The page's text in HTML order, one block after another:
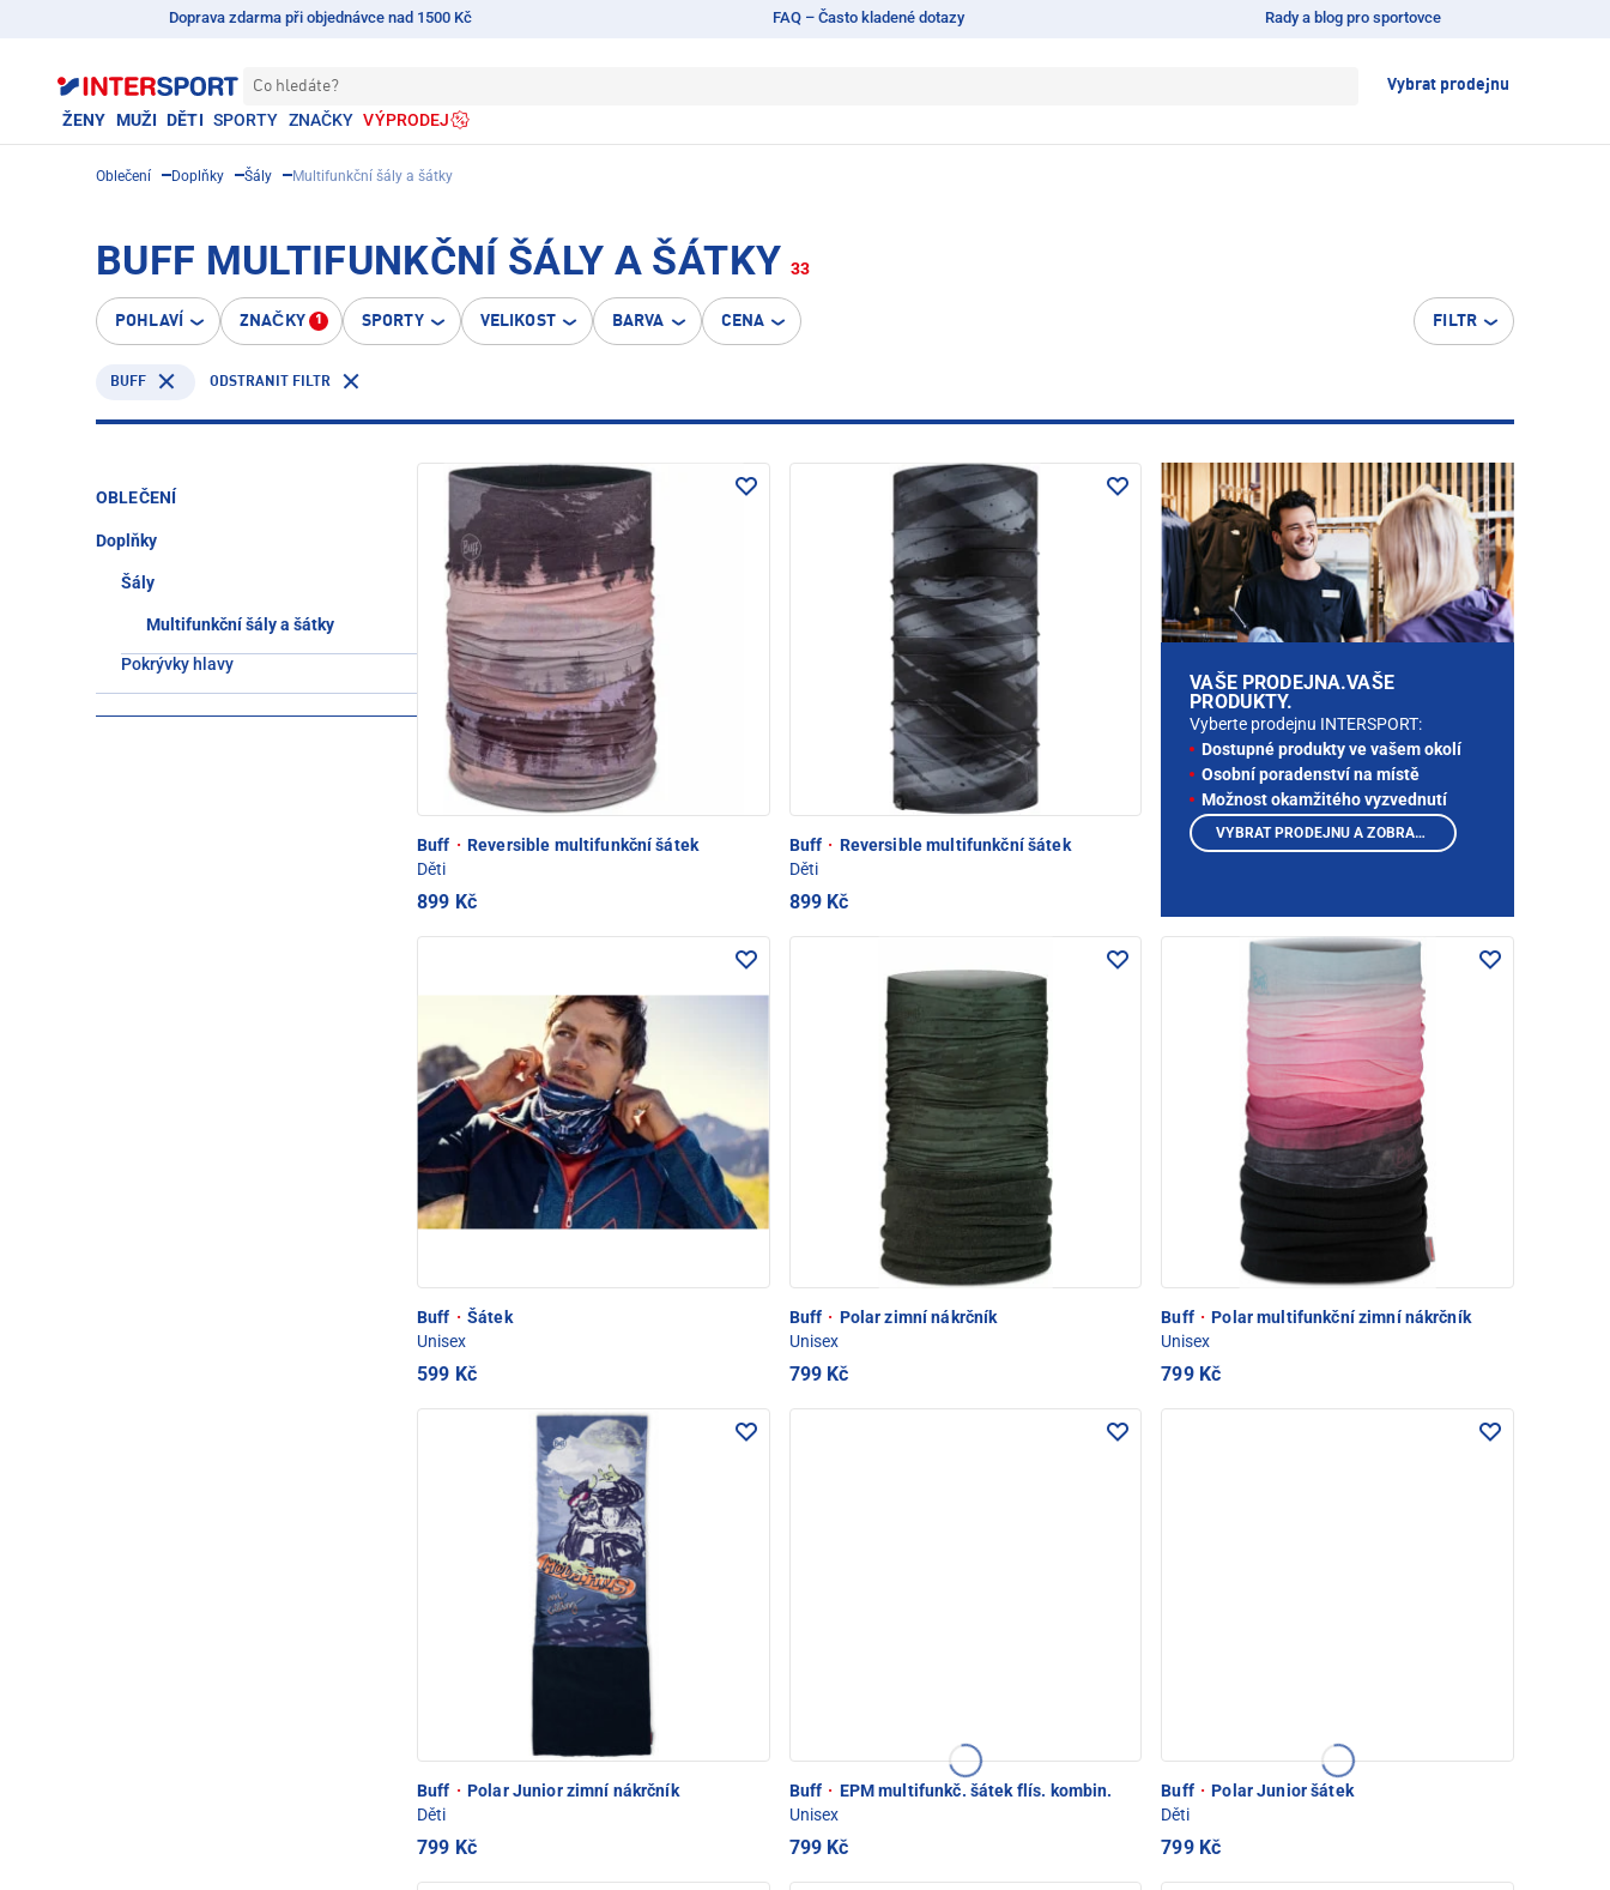
Doprava zdarma při objednávce nad 1500 Kč FAQ – Často kladené dotazy Rady a blog pro sportovce
Co hledáte? Vybrat prodejnu
ŽENY MUŽI DĚTI SPORTY ZNAČKY VÝPRODEJ
Oblečení Doplňky Šály Multifunkční šály a šátky
BUFF MULTIFUNKČNÍ ŠÁLY A ŠÁTKY 33
POHLAVÍ ZNAČKY 1 SPORTY VELIKOST BARVA CENA FILTR
BUFF ODSTRANIT FILTR
OBLEČENÍ
Doplňky
Šály
Multifunkční šály a šátky
Pokrývky hlavy
Buff · Reversible multifunkční šátek
Děti
899 Kč
Buff · Reversible multifunkční šátek
Děti
899 Kč
Buff · Šátek
Unisex
599 Kč
Buff · Polar zimní nákrčník
Unisex
799 Kč
Buff · Polar multifunkční zimní nákrčník
Unisex
799 Kč
Buff · Polar Junior zimní nákrčník
Děti
799 Kč
Buff · EPM multifunkč. šátek flís. kombin.
Unisex
799 Kč
Buff · Polar Junior šátek
Děti
799 Kč
VAŠE PRODEJNA.VAŠE
PRODUKTY.
Vyberte prodejnu INTERSPORT:
Dostupné produkty ve vašem okolí
Osobní poradenství na místě
Možnost okamžitého vyzvednutí
VYBRAT PRODEJNU A ZOBRAZIT PRODUKTY